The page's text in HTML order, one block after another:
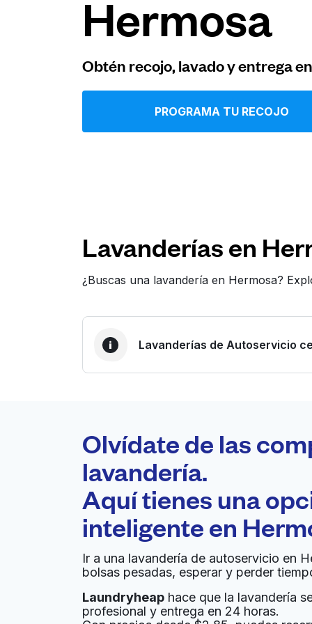
Iniciar sesión
United States ES
Hermosa
Obtén recojo, lavado y entrega
PROGRAMA TU RECOJO
Lavanderías en
¿Buscas una lavandería en Hermosa?
Lavanderías de Autoservicio
Recojo y entrega a en la
puerta de casa
Sudz Coin Laundry
4333 W Armitage Ave, Chicago, IL 60639,
? min
Calcular la distancia
Mostrar número
Olvídate de las
lavandería.
Aquí tienes una
inteligente en
Ir a una lavandería de autoservicio en
bolsas pesadas, esperar y perder
Laundryheap hace que la lavandería
profesional y entrega en 24 horas.